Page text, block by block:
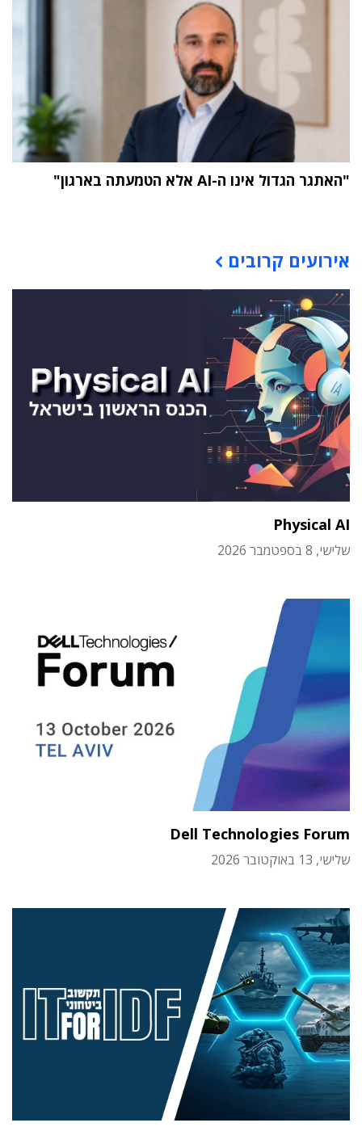
"האתגר הגדול אינו ה-AI אלא הטמעתה בארגון"
אירועים קרובים
Physical AI
שלישי, 8 בספטמבר 2026
Dell Technologies Forum
שלישי, 13 באוקטובר 2026